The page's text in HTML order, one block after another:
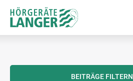
BEITRÄGE FILTERN